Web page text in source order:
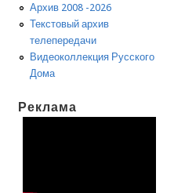
Архив 2008 -2026
Текстовый архив
телепередачи
Видеоколлекция Русского
Дома
Реклама